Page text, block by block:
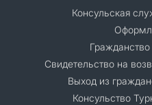
Консульская
Cвидетельство на
Выход из
Консульство